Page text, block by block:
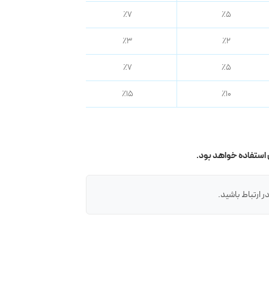
٪۵ ٪۷
٪۲ ٪۳
٪۵ ٪۷
٪۱۰ ٪۱۵
خواهد بود.
ارتباط باشید.